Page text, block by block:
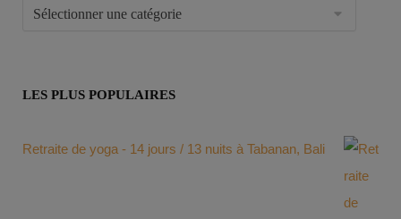
LES PLUS POPULAIRES
Retraite de yoga - 14 jours / 13 nuits à Tabanan, Bali